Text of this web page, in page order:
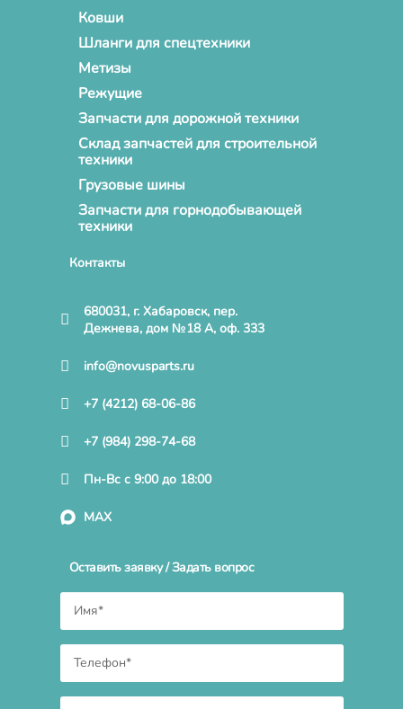
Ковши
Шланги для спецтехники
Метизы
Режущие
Запчасти для дорожной техники
Склад запчастей для строительной
техники
Грузовые шины
Запчасти для горнодобывающей
техники
Контакты
680031, г. Хабаровск, пер.
Дежнева, дом №18 А, оф. 333
info@novusparts.ru
+7 (4212) 68-06-86
+7 (984) 298-74-68
Пн-Вс с 9:00 до 18:00
MAX
Оставить заявку / Задать вопрос